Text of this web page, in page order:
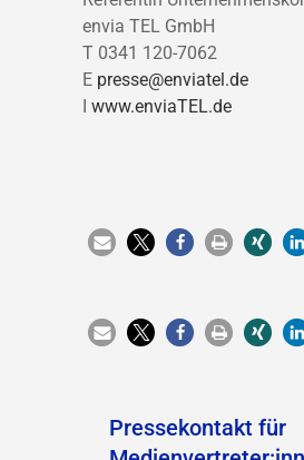
envia TEL GmbH
T 0341 120-7062
E presse@enviatel.de
I www.enviaTEL.de
Pressekontakt für